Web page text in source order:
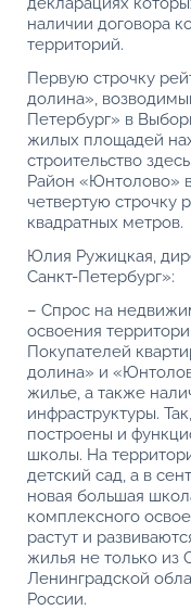
наличии договора
территорий.
Первую строчку
долина»,
Петербург» в
жилых площадей
строительство
Район «Юнтолово»
четвертую строчку
квадратных метров.
Юлия Ружицкая,
Санкт-Петербург»:
– Спрос на
освоения
Покупателей
долина» и
жилье, а также
инфраструктуры.
построены и
школы. На
детский сад, а в
новая большая
комплексного
растут и
жилья не только из
Ленинградской
России.